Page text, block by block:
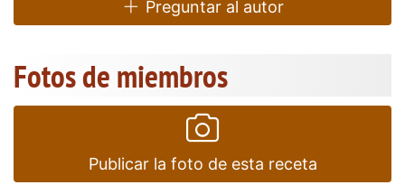
Preguntar al autor
Fotos de miembros
Publicar la foto de esta receta